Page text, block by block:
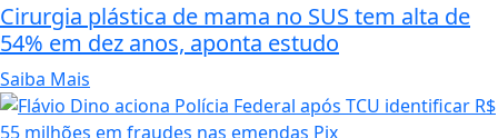
Cirurgia plástica de mama no SUS tem alta de
54% em dez anos, aponta estudo
Saiba Mais